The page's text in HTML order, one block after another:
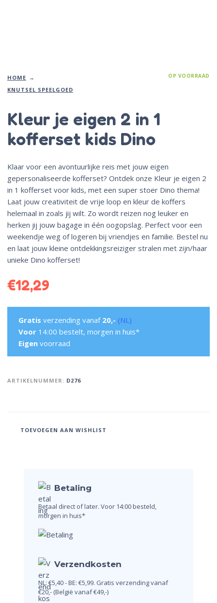
HOME
KNUTSEL SPEELGOED
OP VOORRAAD
Kleur je eigen 2 in 1
kofferset kids Dino
Klaar voor een avontuurlijke reis met jouw eigen
gepersonaliseerde kofferset? Ontdek onze Kleur je eigen 2
in 1 kofferset voor kids, met een super stoer Dino thema!
Laat jouw creativiteit de vrije loop en kleur de koffers
helemaal in zoals jij wilt. Zo wordt reizen nog leuker en
herken jij jouw bagage in één oogopslag. Perfect voor een
weekendje weg of logeren bij vriendjes en familie. Bestel nu
en laat jouw kleine ontdekkingsreiziger stralen met zijn/haar
unieke Dino kofferset!
€12,29
Gratis verzending vanaf 20,- (NL)
Voor 14:00 bestelt, morgen in huis*
Eigen voorraad
ARTIKELNUMMER: D276
TOEVOEGEN AAN WISHLIST
Betaling
Betaal direct of later. Voor 14:00 besteld,
morgen in huis*
Verzendkosten
NL: €5,40 - BE: €5,99. Gratis verzending vanaf
€20,- (België vanaf €49,-)